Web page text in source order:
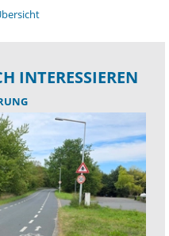
INTERESSIEREN